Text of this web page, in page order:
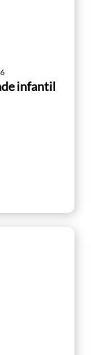
infantil